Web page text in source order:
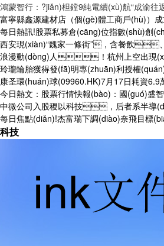
鴻蒙智行：?jiǎn)柦鏜9純電續(xù)航“成渝
富寧縣鑫源建材店（個(gè)體工商戶(hù)）
每日熱訊!股票私募倉(cāng)位指數(shù)創
西安現(xiàn)“魏家一條街”，含餐飲
浪漫動(dòng)人！杭州上空出現
玲瓏輪胎獲得發(fā)明專(zhuān)利授權
康圣環(huán)球(09960.HK)7月17日耗資
今日熱文：股票行情快報(bào)：國(guó)盛
中微公司入股稷以科技，后者系半導
每日焦點(diǎn)!杰富瑞下調(diào)奈飛目標
科技